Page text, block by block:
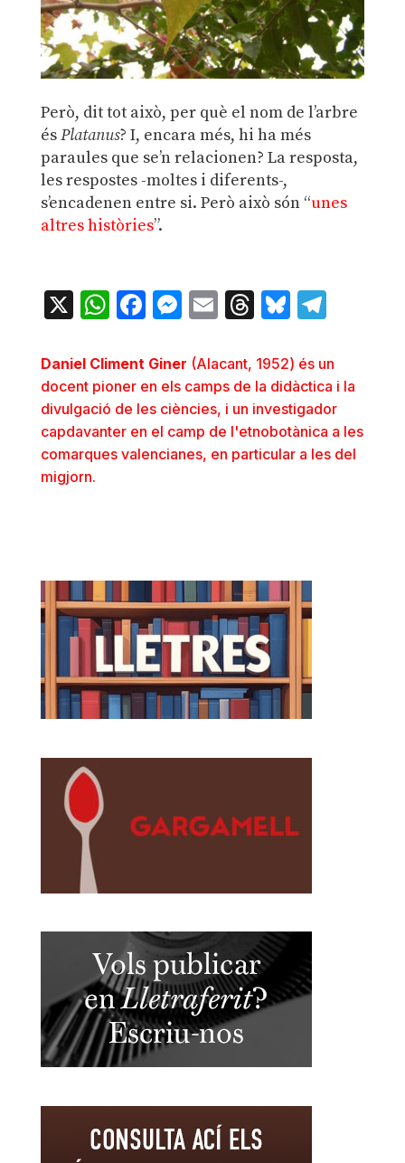
Però, dit tot això, per què el nom de l’arbre
ésPlatanus? I, encara més, hi ha més
paraules que se’n relacionen? La resposta,
les respostes -moltes i diferents-,
s’encadenen entre si. Però això són “unes
altres històries”.
X WhatsApp
Facebook
Messenger
EmailThreads
Bluesky
Daniel Climent Giner (Alacant, 1952) és un
docent pioner en els camps de la didàctica i la
divulgació de les ciències, i un investigador
capdavanter en el camp de l'etnobotànica a les
comarques valencianes, en particular a les del
migjorn.